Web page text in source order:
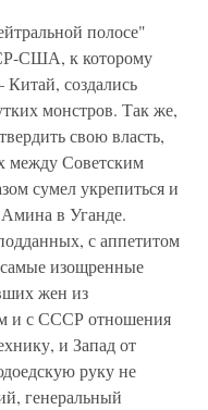
полосе"
США, к которому
Китай, создались
монстров. Так же,
свою власть,
между Советским
сумел укрепиться и
в Уганде.
с аппетитом
изощренные
жен из
и с СССР отношения
и Запад от
руку не
генеральный